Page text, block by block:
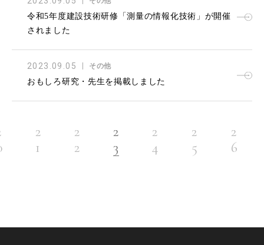
令和5年度建設技術研修「測量の情報化技術」が開催
されました
2023.09.05 その他
おもしろ研究・先生を掲載しました
2
1
2
2
2
3
2
4
2
5
2
6